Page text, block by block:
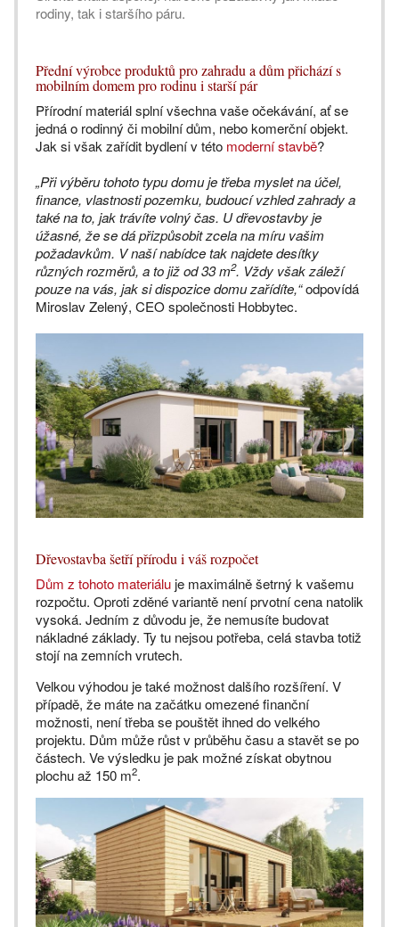
rodiny, tak i staršího páru.
Přední výrobce produktů pro zahradu a dům přichází s
mobilním domem pro rodinu i starší pár
Přírodní materiál splní všechna vaše očekávání, ať se
jedná o rodinný či mobilní dům, nebo komerční objekt.
Jak si však zařídit bydlení v této moderní stavbě?
„Při výběru tohoto typu domu je třeba myslet na účel,
finance, vlastnosti pozemku, budoucí vzhled zahrady a
také na to, jak trávíte volný čas. U dřevostavby je
úžasné, že se dá přizpůsobit zcela na míru vašim
požadavkům. V naší nabídce tak najdete desítky
různých rozměrů, a to již od 33 m2. Vždy však záleží
pouze na vás, jak si dispozice domu zařídíte,“odpovídá
Miroslav Zelený, CEO společnosti Hobbytec.
Dřevostavba šetří přírodu i váš rozpočet
Dům z tohoto materiálu je maximálně šetrný k vašemu
rozpočtu. Oproti zděné variantě není prvotní cena natolik
vysoká. Jedním z důvodu je, že nemusíte budovat
nákladné základy. Ty tu nejsou potřeba, celá stavba totiž
stojí na zemních vrutech.
Velkou výhodou je také možnost dalšího rozšíření. V
případě, že máte na začátku omezené finanční
možnosti, není třeba se pouštět ihned do velkého
projektu. Dům může růst v průběhu času a stavět se po
částech. Ve výsledku je pak možné získat obytnou
plochu až 150 m2.